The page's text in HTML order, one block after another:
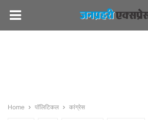
Home पॉलिटिकल कांग्रेस